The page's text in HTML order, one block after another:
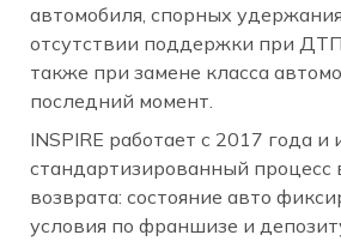
автомобиля, спорных
отсутствии поддержки при
также при замене класса
последний момент.
INSPIRE работает с 2017 года и
стандартизированный процесс
возврата: состояние авто
условия по франшизе и